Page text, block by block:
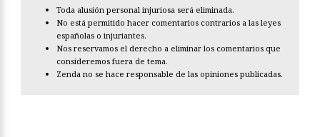
Toda alusión personal injuriosa será eliminada.
No está permitido hacer comentarios contrarios a las leyes
españolas o injuriantes.
Nos reservamos el derecho a eliminar los comentarios que
consideremos fuera de tema.
Zenda no se hace responsable de las opiniones publicadas.